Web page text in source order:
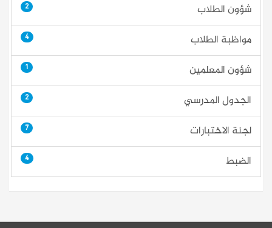
شؤون الطلاب 2
مواظبة الطلاب 4
شؤون المعلمين 1
الجدول المدرسي 2
لجنة الاختبارات 7
الضبط 4